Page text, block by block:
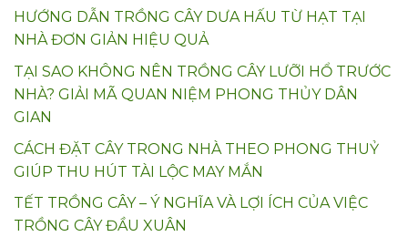
HƯỚNG DẪN TRỒNG CÂY DƯA HẤU TỪ HẠT TẠI
NHÀ ĐƠN GIẢN HIỆU QUẢ
TẠI SAO KHÔNG NÊN TRỒNG CÂY LƯỠI HỔ TRƯỚC
NHÀ? GIẢI MÃ QUAN NIỆM PHONG THỦY DÂN
GIAN
CÁCH ĐẶT CÂY TRONG NHÀ THEO PHONG THUỶ
GIÚP THU HÚT TÀI LỘC MAY MẮN
TẾT TRỒNG CÂY – Ý NGHĨA VÀ LỢI ÍCH CỦA VIỆC
TRỒNG CÂY ĐẦU XUÂN